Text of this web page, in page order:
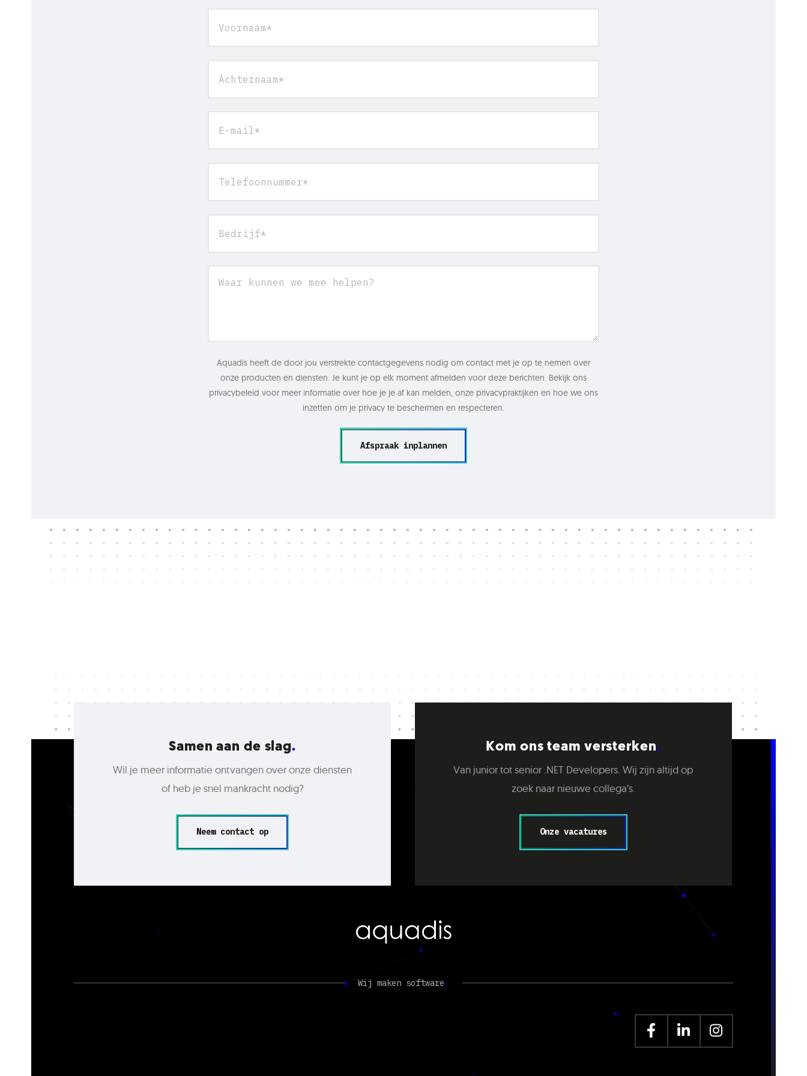
Aquadis heeft de door jou verstrekte contactgegevens nodig om contact met je op te nemen over
onze producten en diensten. Je kunt je op elk moment afmelden voor deze berichten. Bekijk ons
privacybeleid voor meer informatie over hoe je je af kan melden, onze privacypraktijken en hoe we ons
inzetten om je privacy te beschermen en respecteren.
Samen aan de slag
Wil je meer informatie ontvangen over onze diensten
of heb je snel mankracht nodig?
Neem contact op
Kom ons team versterken
Van junior tot senior .NET Developers. Wij zijn altijd op
zoek naar nieuwe collega’s.
Onze vacatures
Wij maken software